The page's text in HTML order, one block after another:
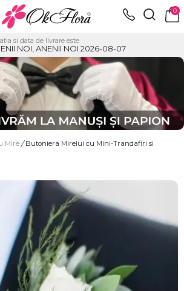
0
si data de livrare este
NOI, ANENII NOI 2026-08-07
Mire / Butoniera Mirelui cu Mini-Trandafiri si